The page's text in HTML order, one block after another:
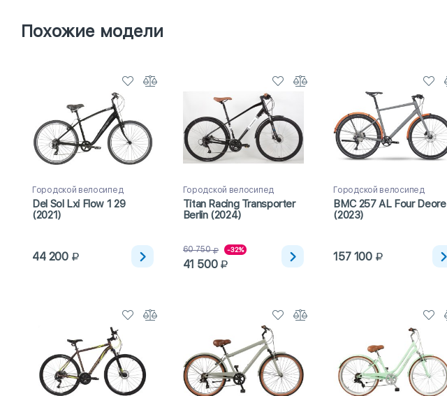
Похожие модели
Городской велосипед
Del Sol Lxi Flow 1 29
(2021)
44 200
Городской велосипед
Titan Racing Transporter
Berlin (2024)
60 750 -32%
41 500
Городской велосипед
BMC 257 AL Four Deore
(2023)
157 100